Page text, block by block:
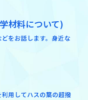
材料について)
をお話します。身近な
利用してハスの葉の超撥